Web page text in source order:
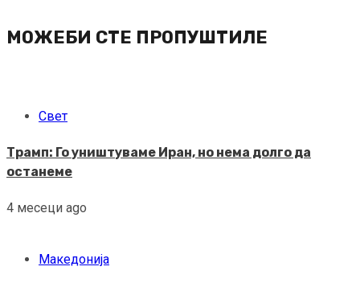
МОЖЕБИ СТЕ ПРОПУШТИЛЕ
Свет
Трамп: Го уништуваме Иран, но нема долго да
останеме
4 месеци ago
Македонија